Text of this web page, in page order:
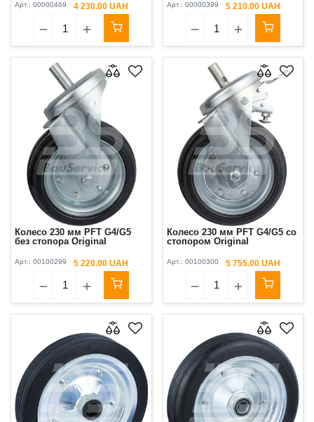
Арт.: 00000469 4 230.00 UAH Арт.: 00000399 5 210.00 UAH
Колесо 230 мм PFT G4/G5
без стопора Original
Арт.: 00100299 5 220.00 UAH
Колесо 230 мм PFT G4/G5 cо
стопором Original
Арт.: 00100300 5 755.00 UAH